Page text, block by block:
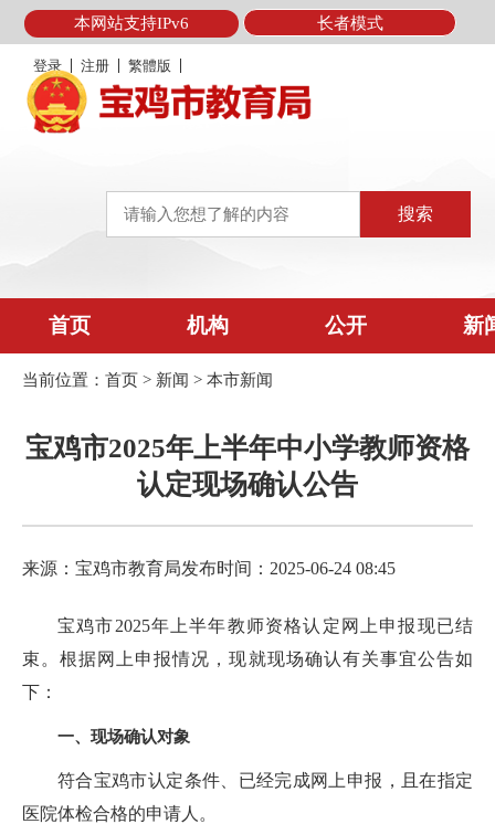
本网站支持IPv6 长者模式
登录 注册 繁體版
首页 机构 公开 新
当前位置： 首页 > 新闻 > 本市新闻
宝鸡市2025年上半年中小学教师资格
认定现场确认公告
来源：宝鸡市教育局发布时间：2025-06-24 08:45
宝鸡市2025年上半年教师资格认定网上申报现已结
束。根据网上申报情况，现就现场确认有关事宜公告如
下：
一、现场确认对象
符合宝鸡市认定条件、已经完成网上申报，且在指定
医院体检合格的申请人。